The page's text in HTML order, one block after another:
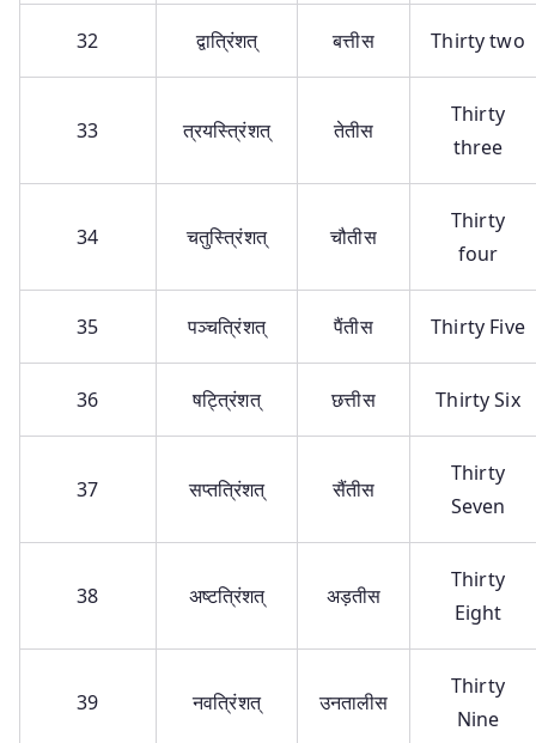
32 द्वात्रिंशत् बत्तीस Thirty two
33 त्रयस्त्रिंशत् तेतीस
Thirty
three
34 चतुस्त्रिंशत् चौतीस
Thirty
four
35 पञ्चत्रिंशत् पैंतीस Thirty Five
36 षट्त्रिंशत् छत्तीस Thirty Six
37 सप्तत्रिंशत् सैंतीस
Thirty
Seven
38 अष्टत्रिंशत् अड़तीस
Thirty
Eight
39 नवत्रिंशत् उनतालीस
Thirty
Nine